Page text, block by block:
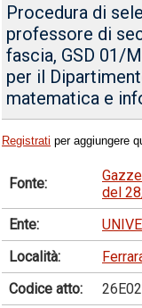
Procedura di
professore di
fascia, GSD 01/
per il
matematica e
Registrati per aggiungere
Fonte:
del
Ente:
Località:
Codice atto: